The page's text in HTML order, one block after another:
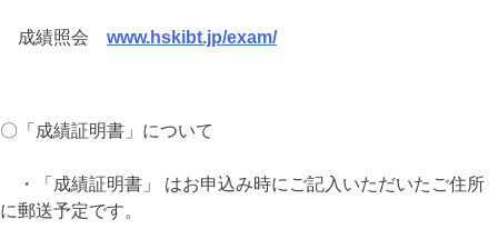
成績照会 www.hskibt.jp/exam/
〇「成績証明書」について
・「成績証明書」 はお申込み時にご記入いただいたご住所
に郵送予定です。